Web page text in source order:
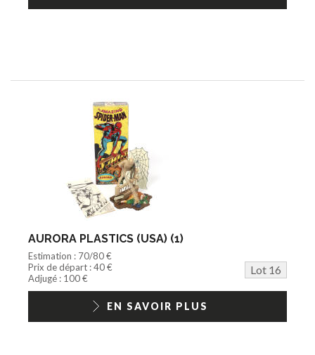
AURORA PLASTICS (USA) (1)
Estimation : 70/80 €
Prix de départ : 40 €
Lot 16
Adjugé : 100 €
EN SAVOIR PLUS